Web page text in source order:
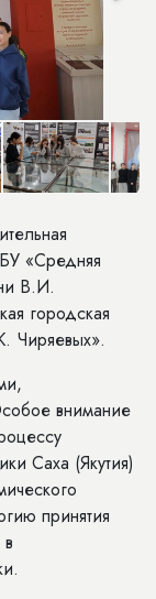
«Средняя
В.И.
городская
Чиряевых».
внимание
Саха (Якутия)
принятия